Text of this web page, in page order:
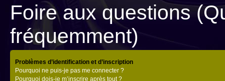
Foire aux questions
fréquemment)
Problèmes d’identification et d’inscription
Pourquoi ne puis-je pas me connecter ?
Pourquoi dois-je m’inscrire après tout ?